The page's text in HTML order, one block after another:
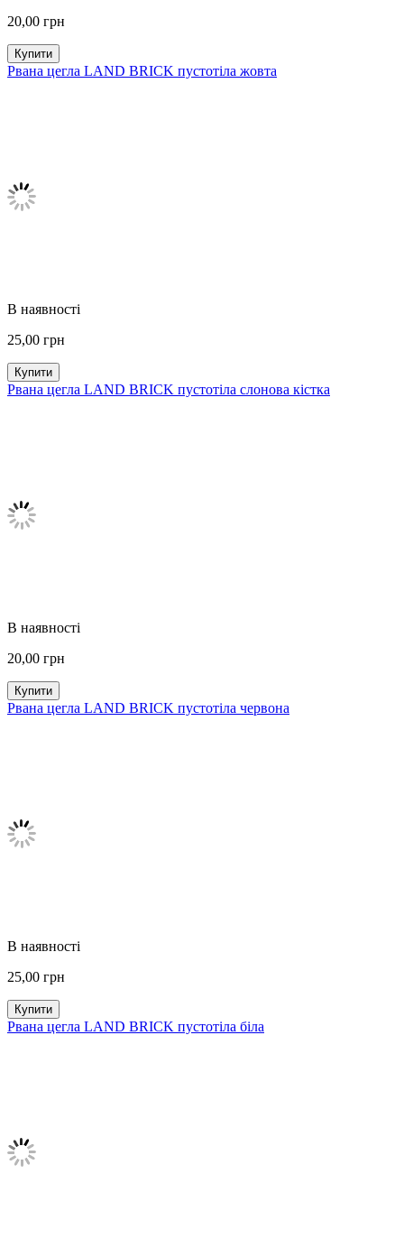
20,00 грн
Купити
Рвана цегла LAND BRICK пустотіла жовта
В наявності
25,00 грн
Купити
Рвана цегла LAND BRICK пустотіла слонова кістка
В наявності
20,00 грн
Купити
Рвана цегла LAND BRICK пустотіла червона
В наявності
25,00 грн
Купити
Рвана цегла LAND BRICK пустотіла біла